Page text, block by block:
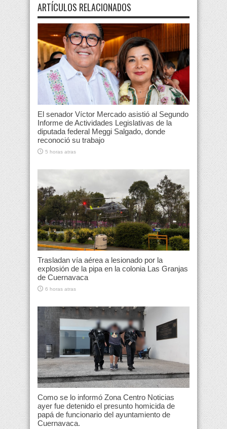
ARTÍCULOS RELACIONADOS
El senador Víctor Mercado asistió al Segundo
Informe de Actividades Legislativas de la
diputada federal Meggi Salgado, donde
reconoció su trabajo
5 horas atras
Trasladan vía aérea a lesionado por la
explosión de la pipa en la colonia Las Granjas
de Cuernavaca
6 horas atras
Como se lo informó Zona Centro Noticias
ayer fue detenido el presunto homicida de
papá de funcionario del ayuntamiento de
Cuernavaca.